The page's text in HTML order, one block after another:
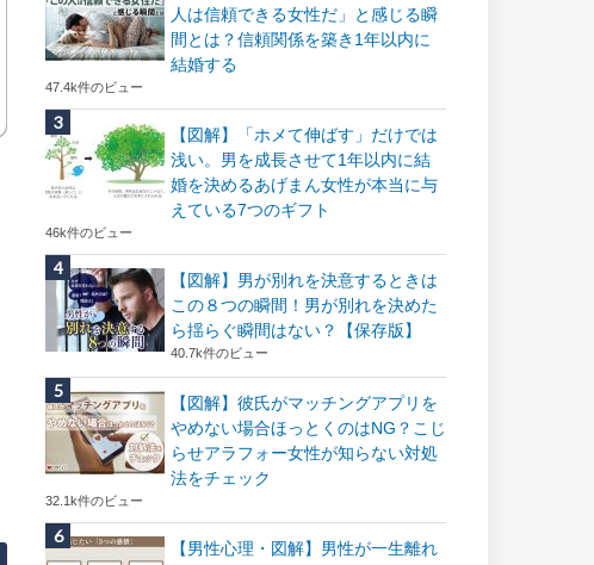
人は信頼できる女性だ」と感じる瞬
間とは？信頼関係を築き1年以内に
結婚する
47.4k件のビュー
【図解】「ホメて伸ばす」だけでは
浅い。男を成長させて1年以内に結
婚を決めるあげまん女性が本当に与
えている7つのギフト
46k件のビュー
【図解】男が別れを決意するときは
この８つの瞬間！男が別れを決めた
ら揺らぐ瞬間はない？【保存版】
40.7k件のビュー
【図解】彼氏がマッチングアプリを
やめない場合ほっとくのはNG？こじ
らせアラフォー女性が知らない対処
法をチェック
32.1k件のビュー
【男性心理・図解】男性が一生離れ